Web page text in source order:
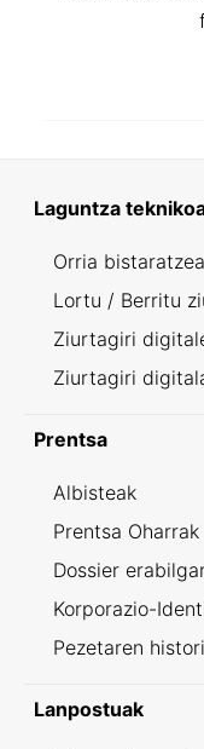
Laguntza
Orria bistaratzea
Lortu / Berritu
Ziurtagiri
Ziurtagiri
Prentsa
Albisteak
Prentsa Oharrak
Dossier
Korporazio-
Pezetaren
Lanpostuak